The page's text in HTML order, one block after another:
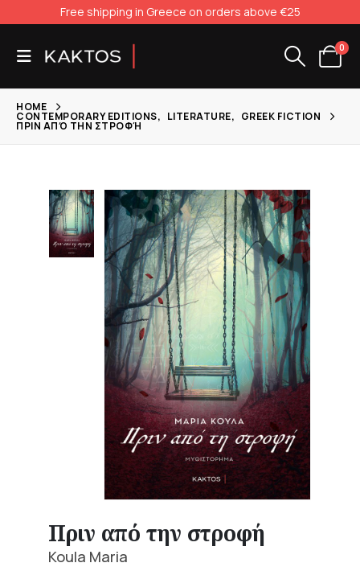
Free shipping in Greece on orders above €25
0
HOME
CONTEMPORARY EDITIONS, LITERATURE, GREEK FICTION
ΠΡΙΝ ΑΠΌ ΤΗΝ ΣΤΡΟΦΉ
Πριν από την στροφή
Koula Maria